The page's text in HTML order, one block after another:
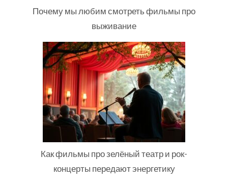
Почему мы любим смотреть фильмы про
выживание
Как фильмы про зелёный театр и рок-
концерты передают энергетику